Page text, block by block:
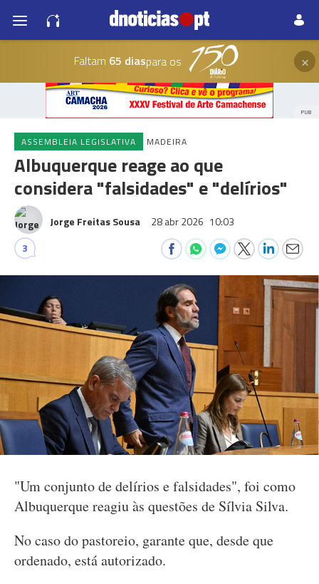
Faltam 65 diaspara os ×
PUB
ASSEMBLEIA LEGISLATIVA MADEIRA
Albuquerque reage ao que
considera "falsidades" e "delírios"
Jorge Freitas Sousa 28 abr 2026 10:03
3
"Um conjunto de delírios e falsidades", foi como
Albuquerque reagiu às questões de Sílvia Silva.
No caso do pastoreio, garante que, desde que
ordenado, está autorizado.